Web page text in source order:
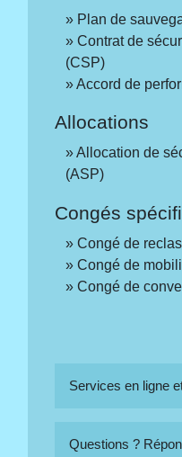
Plan de
Contrat de
(CSP)
Accord de
Allocations
Allocation de
(ASP)
Congés
Congé de
Congé de
Congé de
Services en ligne
Questions ?